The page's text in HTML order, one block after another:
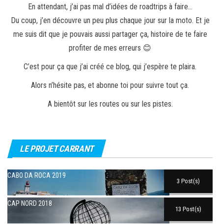
En attendant, j’ai pas mal d’idées de roadtrips à faire…
Du coup, j’en découvre un peu plus chaque jour sur la moto. Et je
me suis dit que je pouvais aussi partager ça, histoire de te faire
profiter de mes erreurs 😊
C’est pour ça que j’ai créé ce blog, qui j’espère te plaira.
Alors n’hésite pas, et abonne toi pour suivre tout ça.
A bientôt sur les routes ou sur les pistes.
LE PROJET CARRANT
CABO DA ROCA 2019
3 Post(s)
CAP NORD 2018
13 Post(s)